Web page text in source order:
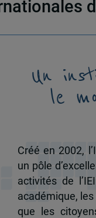
Un
le
Créé en 2002,
un pôle
activités de
académique,
que les